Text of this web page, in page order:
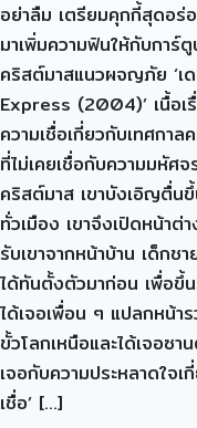
อย่าลืม เตรียมคุกกี้สุดอร่
มาเพิ่มความฟินให้กับการ์
คริสต์มาสแนวผจญภัย ‘เ
Express (2004)’ เนื้อเ
ความเชื่อเกี่ยวกับเทศกา
ที่ไม่เคยเชื่อกับความมหัศ
คริสต์มาส เขาบังเอิญตื่นขึ้
ทั่วเมือง เขาจึงเปิดหน้าต่
รับเขาจากหน้าบ้าน เด็ก
ได้ทันตั้งตัวมาก่อน เพื่อขึ้
ได้เจอเพื่อน ๆ แปลกหน้า
ขั้วโลกเหนือและได้เจอซ
เจอกับความประหลาดใจเ
เชื่อ’ […]